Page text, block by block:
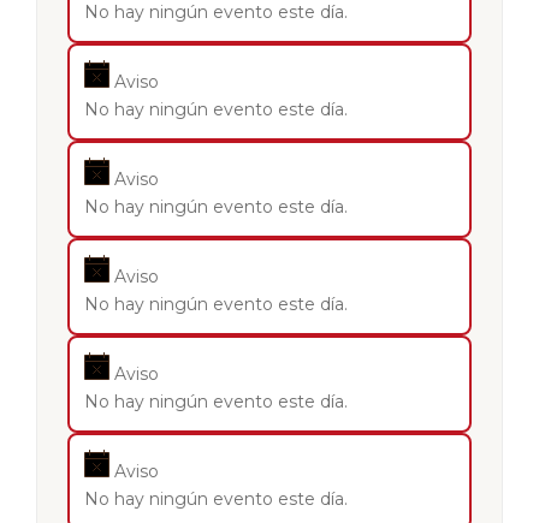
No hay ningún evento este día.
Aviso
No hay ningún evento este día.
Aviso
No hay ningún evento este día.
Aviso
No hay ningún evento este día.
Aviso
No hay ningún evento este día.
Aviso
No hay ningún evento este día.